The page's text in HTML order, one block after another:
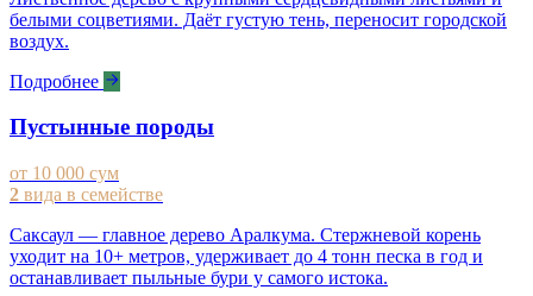
белыми соцветиями. Даёт густую тень, переносит городской
воздух.
Подробнее
Пустынные породы
от 10 000 сум
2 вида в семействе
Саксаул — главное дерево Аралкума. Стержневой корень
уходит на 10+ метров, удерживает до 4 тонн песка в год и
останавливает пыльные бури у самого истока.